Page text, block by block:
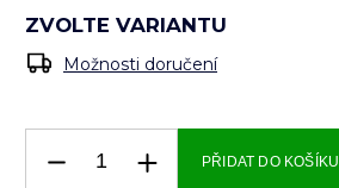
ZVOLTE VARIANTU
Možnosti doručení
PŘIDAT DO KOŠÍKU